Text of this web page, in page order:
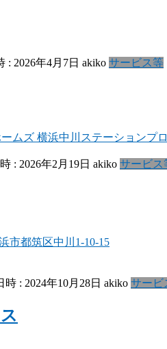
: 2026年4月7日 akiko サービス等
ムズ 横浜中川ステーションプ
: 2026年2月19日 akiko サービス
市都筑区中川1-10-15
時 : 2024年10月28日 akiko サービ